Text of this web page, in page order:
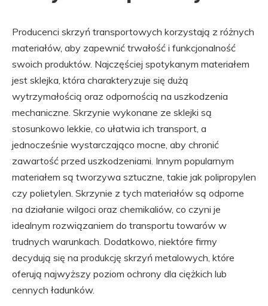
Producenci skrzyń transportowych korzystają z różnych
materiałów, aby zapewnić trwałość i funkcjonalność
swoich produktów. Najczęściej spotykanym materiałem
jest sklejka, która charakteryzuje się dużą
wytrzymałością oraz odpornością na uszkodzenia
mechaniczne. Skrzynie wykonane ze sklejki są
stosunkowo lekkie, co ułatwia ich transport, a
jednocześnie wystarczająco mocne, aby chronić
zawartość przed uszkodzeniami. Innym popularnym
materiałem są tworzywa sztuczne, takie jak polipropylen
czy polietylen. Skrzynie z tych materiałów są odporne
na działanie wilgoci oraz chemikaliów, co czyni je
idealnym rozwiązaniem do transportu towarów w
trudnych warunkach. Dodatkowo, niektóre firmy
decydują się na produkcję skrzyń metalowych, które
oferują najwyższy poziom ochrony dla ciężkich lub
cennych ładunków.